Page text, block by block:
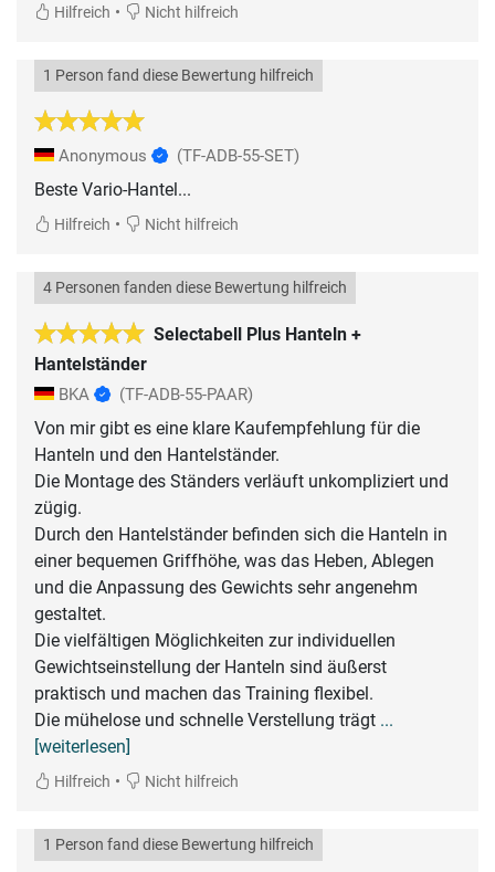
Hilfreich • Nicht hilfreich
1 Person fand diese Bewertung hilfreich
Anonymous (TF-ADB-55-SET)
Beste Vario-Hantel...
Hilfreich • Nicht hilfreich
Selectabell Plus Hanteln +
Hantelständer
4 Personen fanden diese Bewertung hilfreich
BKA (TF-ADB-55-PAAR)
Von mir gibt es eine klare Kaufempfehlung für die
Hanteln und den Hantelständer.
Die Montage des Ständers verläuft unkompliziert und
zügig.
Durch den Hantelständer befinden sich die Hanteln in
einer bequemen Griffhöhe, was das Heben, Ablegen
und die Anpassung des Gewichts sehr angenehm
gestaltet.
Die vielfältigen Möglichkeiten zur individuellen
Gewichtseinstellung der Hanteln sind äußerst
praktisch und machen das Training flexibel.
Die mühelose und schnelle Verstellung trägt ...
[weiterlesen]
Hilfreich • Nicht hilfreich
1 Person fand diese Bewertung hilfreich